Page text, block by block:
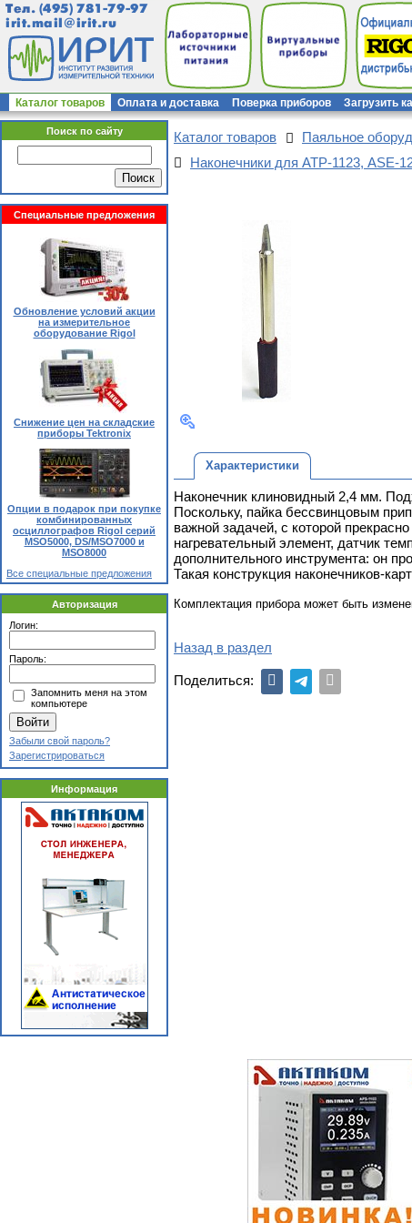
Тел. (495) 781-79-97
irit.mail@irit.ru
Каталог товаров Оплата и доставка Поверка приборов Загрузить
Поиск по сайту
Специальные предложения
Обновление условий акции
на измерительное
оборудование Rigol
Снижение цен на складские
приборы Tektronix
Опции в подарок при покупке
комбинированных
осциллографов Rigol серий
MSO5000, DS/MSO7000 и
MSO8000
Все специальные предложения
Авторизация
Логин:
Пароль:
Запомнить меня на этом
компьютере
Забыли свой пароль?
Зарегистрироваться
Информация
Каталог товаров Паяльное
Наконечники для АТР-1123, ASE-
Характеристики
Наконечник клиновидный 2,4 мм.
Поскольку, пайка бессвинцовым
важной задачей, с которой
нагревательный элемент, датчик
дополнительного инструмента: он
Такая конструкция наконечников-
Комплектация прибора может быть
Назад в раздел
Поделиться: